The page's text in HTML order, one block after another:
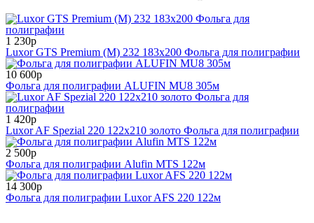
1 230р
Luxor GTS Premium (M) 232 183x200 Фольга для полиграфии
10 600р
Фольга для полиграфии ALUFIN MU8 305м
1 420р
Luxor AF Spezial 220 122x210 золото Фольга для полиграфии
2 500р
Фольга для полиграфии Alufin MTS 122м
14 300р
Фольга для полиграфии Luxor AFS 220 122м